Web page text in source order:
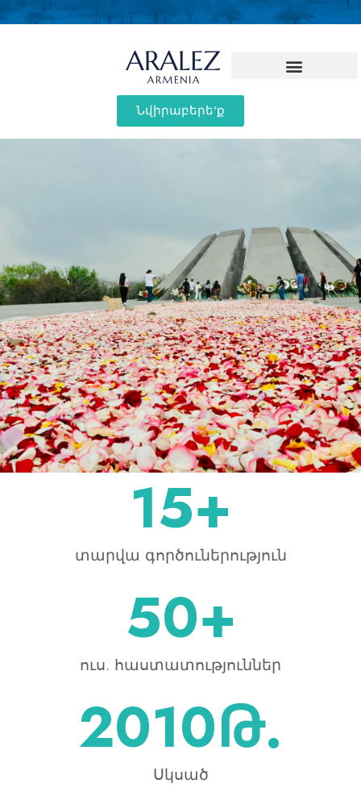
Նվիրաբերե'ք
տարվա գործուներություն
15+
ուս. հաստատություններ
50+
Սկսած
2010Թ.